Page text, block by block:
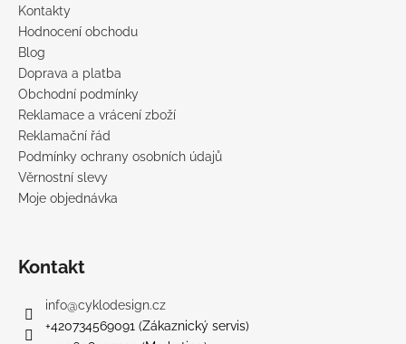
Kontakty
Hodnocení obchodu
Blog
Doprava a platba
Obchodní podmínky
Reklamace a vrácení zboží
Reklamační řád
Podmínky ochrany osobních údajů
Věrnostní slevy
Moje objednávka
Kontakt
info@cyklodesign.cz
+420734569091 (Zákaznický servis)